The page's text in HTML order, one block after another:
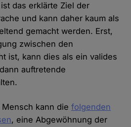
das erklärte Ziel der
und kann daher kaum als
gemacht werden. Erst,
zwischen den
ist, kann dies als ein valides
auftretende
Mensch kann diefolgenden
, eine Abgewöhnung der